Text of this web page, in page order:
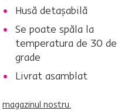
Husă detaşabilă
Se poate spăla la
temperatura de 30 de
grade
Livrat asamblat
magazinul nostru.